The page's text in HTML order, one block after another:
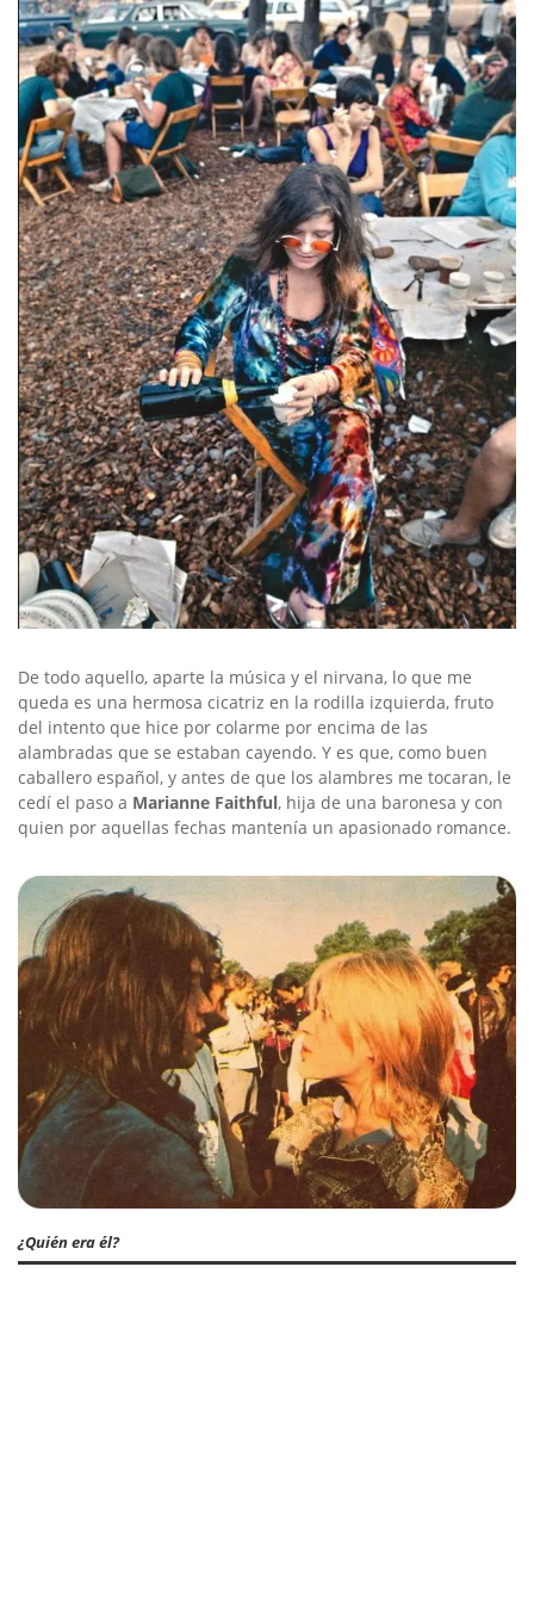
De todo aquello, aparte la música y el nirvana, lo que me
queda es una hermosa cicatriz en la rodilla izquierda, fruto
del intento que hice por colarme por encima de las
alambradas que se estaban cayendo. Y es que, como buen
caballero español, y antes de que los alambres me tocaran, le
cedí el paso a Marianne Faithful, hija de una baronesa y con
quien por aquellas fechas mantenía un apasionado romance.
¿Quién era él?